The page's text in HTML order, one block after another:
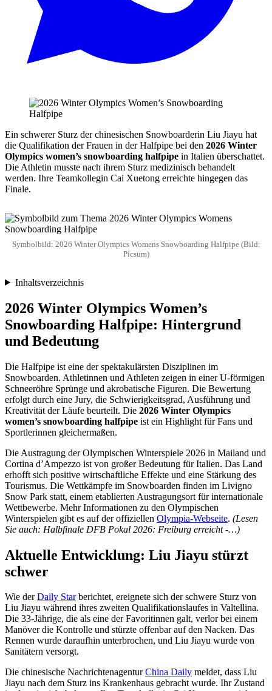
Ein schwerer Sturz der chinesischen Snowboarderin Liu Jiayu hat
die Qualifikation der Frauen in der Halfpipe bei den 2026 Winter
Olympics women’s snowboarding halfpipe in Italien überschattet.
Die Athletin musste nach ihrem Sturz medizinisch behandelt
werden. Ihre Teamkollegin Cai Xuetong erreichte hingegen das
Finale.
Symbolbild: 2026 Winter Olympics Womens Snowboarding Halfpipe (Bild:
Picsum)
Inhaltsverzeichnis
2026 Winter Olympics Women’s
Snowboarding Halfpipe: Hintergrund
und Bedeutung
Die Halfpipe ist eine der spektakulärsten Disziplinen im
Snowboarden. Athletinnen und Athleten zeigen in einer U-förmigen
Schneeröhre Sprünge und akrobatische Figuren. Die Bewertung
erfolgt durch eine Jury, die Schwierigkeitsgrad, Ausführung und
Kreativität der Läufe beurteilt. Die 2026 Winter Olympics
women’s snowboarding halfpipe ist ein Highlight für Fans und
Sportlerinnen gleichermaßen.
Die Austragung der Olympischen Winterspiele 2026 in Mailand und
Cortina d’Ampezzo ist von großer Bedeutung für Italien. Das Land
erhofft sich positive wirtschaftliche Effekte und eine Stärkung des
Tourismus. Die Wettkämpfe im Snowboarden finden im Livigno
Snow Park statt, einem etablierten Austragungsort für internationale
Wettbewerbe. Mehr Informationen zu den Olympischen
Winterspielen gibt es auf der offiziellen Olympia-Webseite. (Lesen
Sie auch: Halbfinale DFB Pokal 2026: Freiburg erreicht -…)
Aktuelle Entwicklung: Liu Jiayu stürzt
schwer
Wie derDaily Starberichtet, ereignete sich der schwere Sturz von
Liu Jiayu während ihres zweiten Qualifikationslaufes in Valtellina.
Die 33-Jährige, die als eine der Favoritinnen galt, verlor bei einem
Manöver die Kontrolle und stürzte offenbar auf den Nacken. Das
Rennen wurde daraufhin unterbrochen, und Liu Jiayu wurde von
Sanitätern versorgt.
Die chinesische NachrichtenagenturChina Daily meldet, dass Liu
Jiayu nach dem Sturz ins Krankenhaus gebracht wurde. Ihr Zustand